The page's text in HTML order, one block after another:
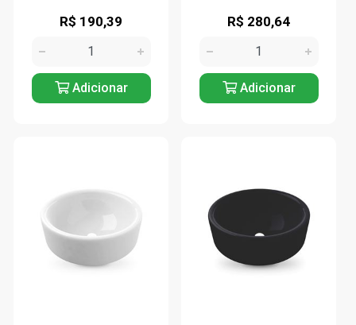
R$ 190,39
Adicionar
R$ 280,64
Adicionar